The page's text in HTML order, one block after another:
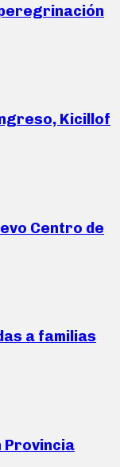
Kicillof
Centro de
a familias
Provincia